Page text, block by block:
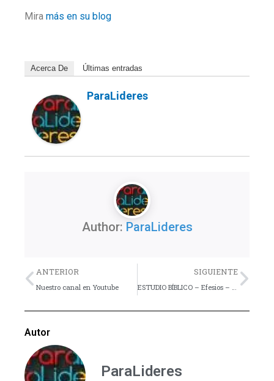
Mira más en su blog
Acerca De Últimas entradas
ParaLideres
Author: ParaLideres
Previo
ANTERIOR
Nuestro canal en Youtube
SIGUIENTE
ESTUDIO BÍBLICO – Efesios – Lección 2
Autor
ParaLideres